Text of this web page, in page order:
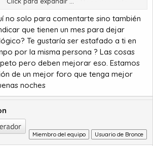
no tenía acceso a Negocios, solo a
hizo, y ya sabes como acabó la cosa
[emoji41][emoji41]
no solo para comentarte sino también
que tienen un mes para dejar
Te gustaría ser estafado a ti en
por la misma persona ? Las cosas
pero deben mejorar eso. Estamos
de un mejor foro que tenga mejor
noches
Miembro del equipo Usuario de Bronce